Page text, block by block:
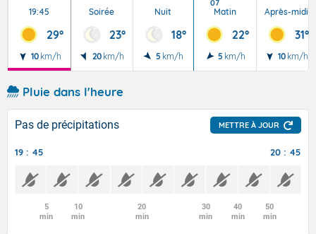
19:45
29°
10 km/h
Soirée
23°
20 km/h
Nuit
18°
5 km/h
07
Matin
22°
5 km/h
Après-midi
31°
10 km/h
Pluie dans l'heure
Pas de précipitations METTRE À JOUR
19 : 45 20 : 45
5
min
10
min
20
min
30
min
40
min
50
min